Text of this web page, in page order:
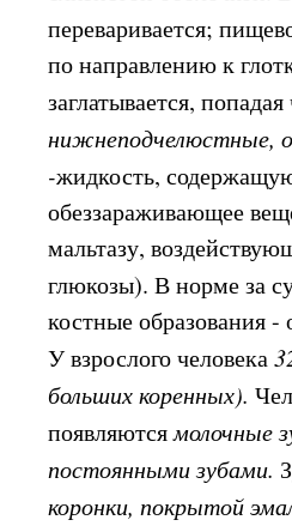
переваривается;
по направлению к
заглатывается,
нижнеподчелюстные,
-жидкость,
обеззараживающее
мальтазу,
глюкозы). В норме за
костные образования
У взрослого человека
больших коренных).
появляютсямолочные
постоянными зубами.
коронки, покрытой